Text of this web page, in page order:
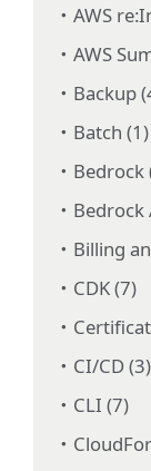
AWS
AWS
Backup
Batch (1)
Bedrock
Bedrock
Billing
CDK (7)
CI/CD (3)
CLI (7)